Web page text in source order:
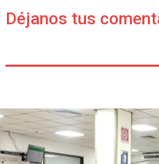
Déjanos tus